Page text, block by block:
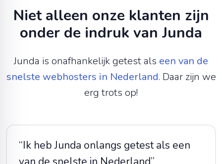
Niet alleen onze klanten zijn
onder de indruk van Junda
Junda is onafhankelijk getest als een van de
snelste webhosters in Nederland. Daar zijn we
erg trots op!
“Ik heb Junda onlangs getest als een